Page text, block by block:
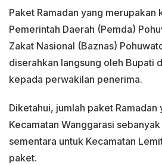
Paket Ramadan yang merupakan
Pemerintah Daerah (Pemda)
Zakat Nasional (Baznas)
diserahkan langsung oleh Bupati
kepada perwakilan penerima.
Diketahui, jumlah paket
Kecamatan Wanggarasi
sementara untuk Kecamatan
paket.